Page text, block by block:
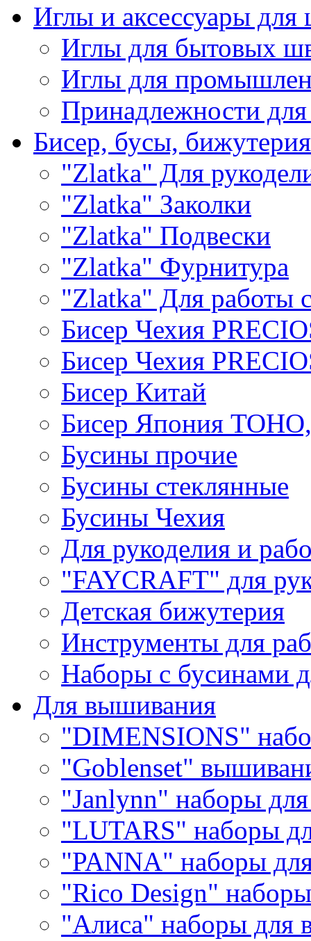
Иглы и аксессуары
Иглы для бытовых
Иглы для
Принадлежности
Бисер, бусы, бижутерия
"Zlatka" Для
"Zlatka" Заколки
"Zlatka" Подвески
"Zlatka" Фурнитура
"Zlatka" Для работы
Бисер Чехия
Бисер Чехия
Бисер Китай
Бисер Япония
Бусины прочие
Бусины стеклянные
Бусины Чехия
Для рукоделия и
"FAYCRAFT" для
Детская бижутерия
Инструменты для
Наборы с бусинами
Для вышивания
"DIMENSIONS"
"Goblenset"
"Janlynn" наборы
"LUTARS" наборы
"PANNA" наборы
"Rico Design"
"Алиса" наборы для